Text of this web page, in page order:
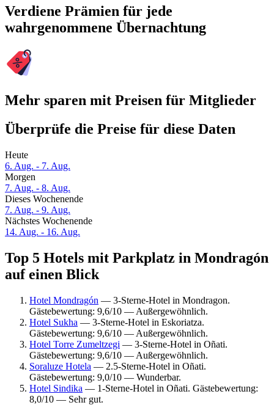
Verdiene Prämien für jede
wahrgenommene Übernachtung
Mehr sparen mit Preisen für Mitglieder
Überprüfe die Preise für diese Daten
Heute
6. Aug. - 7. Aug.
Morgen
7. Aug. - 8. Aug.
Dieses Wochenende
7. Aug. - 9. Aug.
Nächstes Wochenende
14. Aug. - 16. Aug.
Top 5 Hotels mit Parkplatz in Mondragón
auf einen Blick
Hotel Mondragón — 3-Sterne-Hotel in Mondragon.
Gästebewertung: 9,6/10 — Außergewöhnlich.
Hotel Sukha — 3-Sterne-Hotel in Eskoriatza.
Gästebewertung: 9,6/10 — Außergewöhnlich.
Hotel Torre Zumeltzegi — 3-Sterne-Hotel in Oñati.
Gästebewertung: 9,6/10 — Außergewöhnlich.
Soraluze Hotela — 2.5-Sterne-Hotel in Oñati.
Gästebewertung: 9,0/10 — Wunderbar.
Hotel Sindika — 1-Sterne-Hotel in Oñati. Gästebewertung:
8,0/10 — Sehr gut.